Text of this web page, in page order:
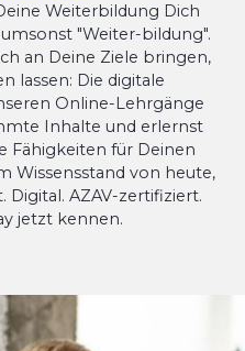
Weiterbildung Dich
"Weiter-bildung".
an Deine Ziele bringen,
lassen: Die digitale
Online-Lehrgänge
Inhalte und erlernst
Fähigkeiten für Deinen
Wissensstand von heute,
AZAV-zertifiziert.
jetzt kennen.